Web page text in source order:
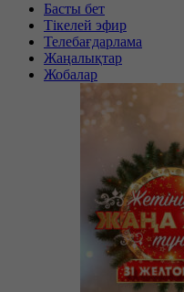
Басты бет
Тікелей эфир
Телебағдарлама
Жаңалықтар
Жобалар